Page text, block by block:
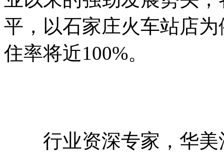
平，以石家庄火车站店
住率将近100%。
行业资深专家，华美